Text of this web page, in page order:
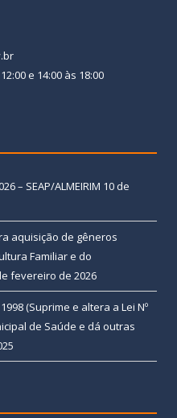
e 14:00 às 18:00
– SEAP/ALMEIRIM 10 de
aquisição de gêneros
Familiar e do
fevereiro de 2026
1998 (Suprime e altera a Lei Nº
de Saúde e dá outras